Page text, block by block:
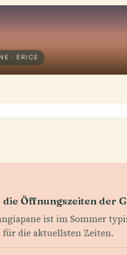
· ERICE
die Öffnungszeiten der
ist im Sommer
für die aktuellsten Zeiten.